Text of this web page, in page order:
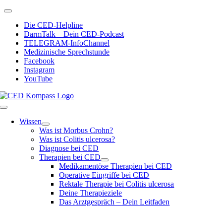
Zum
springen
Toggle
NavigationDie CED-Helpline
DarmTalk – Dein CED-Podcast
TELEGRAM-InfoChannel
Medizinische Sprechstunde
Facebook
Instagram
YouTube
Toggle
NavigationWissen
Was ist Morbus Crohn?
Was ist Colitis ulcerosa?
Diagnose bei CED
Therapien bei CED
Medikamentöse Therapien bei CED
Operative Eingriffe bei CED
Rektale Therapie bei Colitis ulcerosa
Deine Therapieziele
Das Arztgespräch – Dein Leitfaden